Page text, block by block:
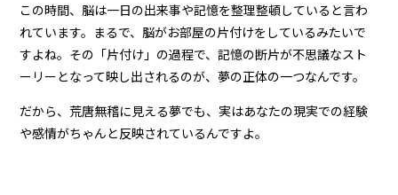
この時間、脳は一日の出来事や記憶を整理整頓していると言わ
れています。まるで、脳がお部屋の片付けをしているみたいで
すよね。その「片付け」の過程で、記憶の断片が不思議なスト
ーリーとなって映し出されるのが、夢の正体の一つなんです。
だから、荒唐無稽に見える夢でも、実はあなたの現実での経験
や感情がちゃんと反映されているんですよ。